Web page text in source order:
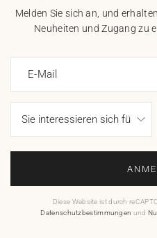
Melden Sie sich an, und
Neuheiten und Zugang zu
E-Mail
Diese Website ist durch
Datenschutzbestimmungen und